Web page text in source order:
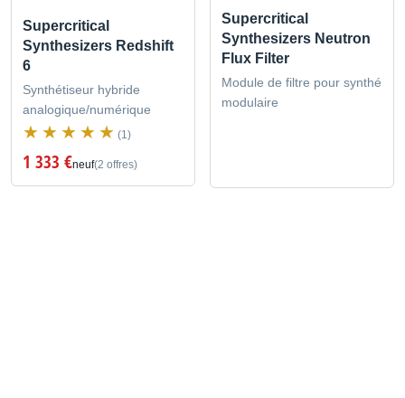
Supercritical
Synthesizers Redshift
6
Synthétiseur hybride
analogique/numérique
(1)
1 333 €neuf(2 offres)
Supercritical
Synthesizers Neutron
Flux Filter
Module de filtre pour synthé
modulaire